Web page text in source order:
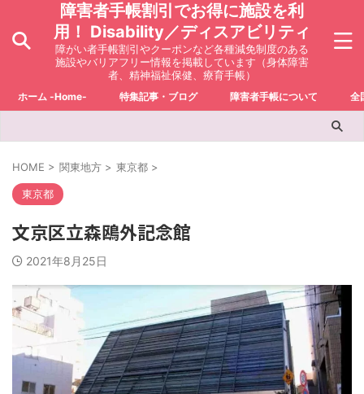
障害者手帳割引でお得に施設を利
用！ Disability／ディスアビリティ
障がい者手帳割引やクーポンなど各種減免制度のある
施設やバリアフリー情報を掲載しています（身体障害
者、精神福祉保健、療育手帳）
ホーム -Home- 特集記事・ブログ 障害者手帳について 全
HOME > 関東地方 > 東京都 >
東京都
文京区立森鴎外記念館
2021年8月25日